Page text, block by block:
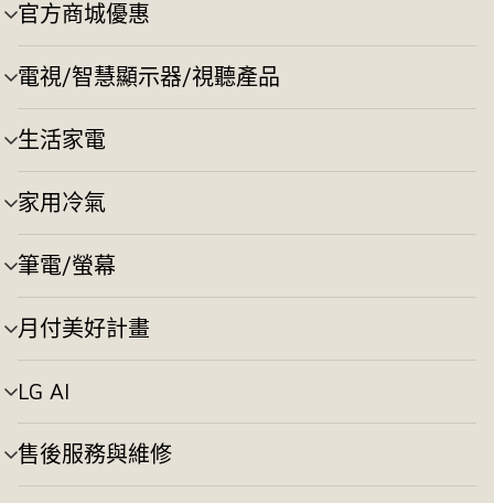
官方商城優惠
選
單
切
換
電視/智慧顯示器/視聽產品
選
單
切
換
生活家電
選
單
切
換
家用冷氣
選
單
切
換
筆電/螢幕
選
單
切
換
月付美好計畫
選
單
切
換
LG AI
選
單
切
換
售後服務與維修
選
單